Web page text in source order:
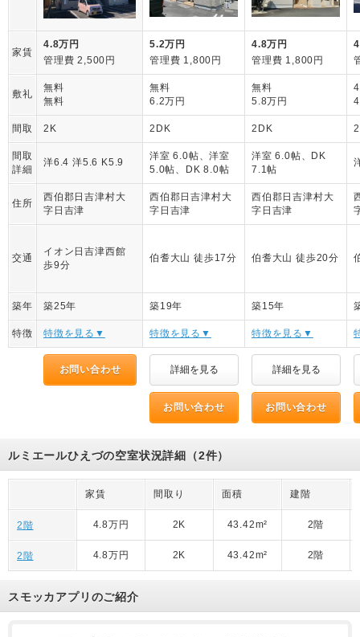
家賃
4.8万円
管理費 2,500円
5.2万円
管理費 1,800円
4.8万円
管理費 1,800円
敷礼
無料
無料
無料
6.2万円
無料
5.8万円
間取 2K 2DK 2DK
間取
詳細
洋6.4 洋5.6 K5.9
洋室 6.0帖、洋室
5.0帖、DK 8.0帖
洋室 6.0帖、DK
7.1帖
住所
西伯郡日吉津村大
字日吉津
西伯郡日吉津村大
字日吉津
西伯郡日吉津村大
字日吉津
交通
イオン日吉津西館
歩9分
伯耆大山 徒歩17分 伯耆大山 徒歩20分
築年 築25年 築19年 築15年
特徴 特徴を見る▼ 特徴を見る▼ 特徴を見る▼
お問い合わせ 詳細を見る 詳細を見る
お問い合わせ お問い合わせ
ルミエールひえづの空室状況詳細（2件）
家賃 間取り 面積 建階
2階 4.8万円 2K 43.42m² 2階
2階 4.8万円 2K 43.42m² 2階
スモッカアプリのご紹介